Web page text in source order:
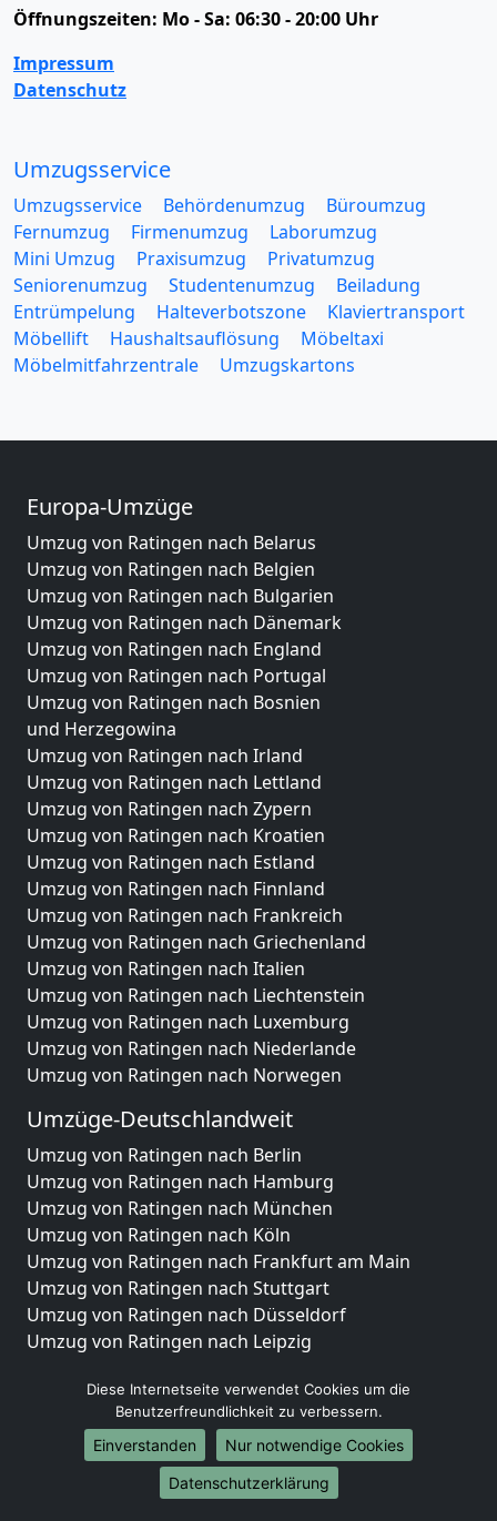
Öffnungszeiten: Mo - Sa: 06:30 - 20:00 Uhr
Impressum
Datenschutz
Umzugsservice
Umzugsservice Behördenumzug
Büroumzug
Fernumzug
Firmenumzug
Laborumzug
Mini Umzug
Praxisumzug
Privatumzug
Seniorenumzug
Studentenumzug
Beiladung
Entrümpelung
Halteverbotszone
Klaviertransport
Möbellift
Haushaltsauflösung
Möbeltaxi
Möbelmitfahrzentrale
Umzugskartons
Europa-Umzüge
Umzug von Ratingen nach Belarus
Umzug von Ratingen nach Belgien
Umzug von Ratingen nach Bulgarien
Umzug von Ratingen nach Dänemark
Umzug von Ratingen nach England
Umzug von Ratingen nach Portugal
Umzug von Ratingen nach Bosnien
und Herzegowina
Umzug von Ratingen nach Irland
Umzug von Ratingen nach Lettland
Umzug von Ratingen nach Zypern
Umzug von Ratingen nach Kroatien
Umzug von Ratingen nach Estland
Umzug von Ratingen nach Finnland
Umzug von Ratingen nach Frankreich
Umzug von Ratingen nach Griechenland
Umzug von Ratingen nach Italien
Umzug von Ratingen nach Liechtenstein
Umzug von Ratingen nach Luxemburg
Umzug von Ratingen nach Niederlande
Umzug von Ratingen nach Norwegen
Umzüge-Deutschlandweit
Umzug von Ratingen nach Berlin
Umzug von Ratingen nach Hamburg
Umzug von Ratingen nach München
Umzug von Ratingen nach Köln
Umzug von Ratingen nach Frankfurt am Main
Umzug von Ratingen nach Stuttgart
Umzug von Ratingen nach Düsseldorf
Umzug von Ratingen nach Leipzig
Umzug von Ratingen nach Essen
Umzug von Ratingen nach Bremen
Umzug von Ratingen nach Dresden
Umzug von Ratingen nach Hannover
Umzug von Ratingen nach Nürnberg
Diese Internetseite verwendet Cookies um die
Benutzerfreundlichkeit zu verbessern.
Einverstanden
Nur notwendige Cookies
Datenschutzerklärung